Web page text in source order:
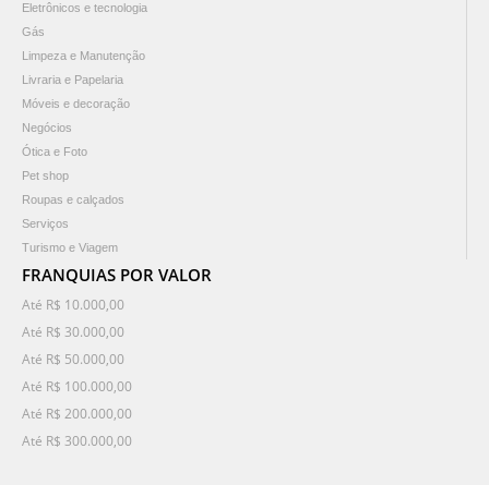
Eletrônicos e tecnologia
Gás
Limpeza e Manutenção
Livraria e Papelaria
Móveis e decoração
Negócios
Ótica e Foto
Pet shop
Roupas e calçados
Serviços
Turismo e Viagem
FRANQUIAS POR VALOR
Até R$ 10.000,00
Até R$ 30.000,00
Até R$ 50.000,00
Até R$ 100.000,00
Até R$ 200.000,00
Até R$ 300.000,00